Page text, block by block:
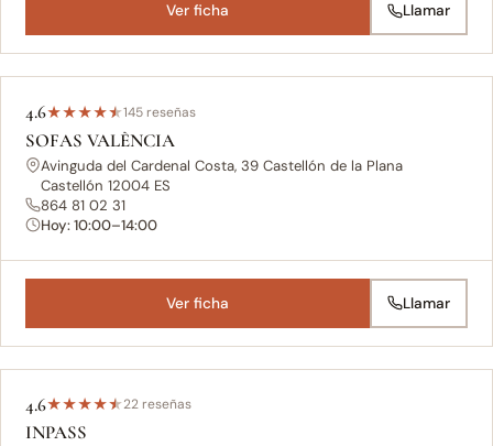
Ver ficha Llamar
4.6★★★★★145 reseñas
SOFAS VALÈNCIA
Avinguda del Cardenal Costa, 39 Castellón de la Plana
Castellón 12004 ES
864 81 02 31
Hoy: 10:00–14:00
Ver ficha Llamar
4.6★★★★★22 reseñas
INPASS